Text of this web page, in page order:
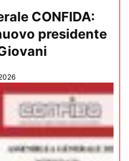
CONFIDA:
presidente